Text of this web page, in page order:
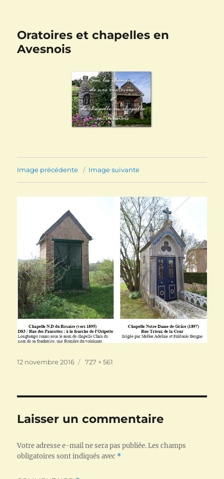
Oratoires et chapelles en
Avesnois
Image précédente Image suivante
Publié
12 novembre 2016
Taille
727 × 561
Laisser un commentaire
Votre adresse e-mail ne sera pas publiée. Les champs
obligatoires sont indiqués avec *